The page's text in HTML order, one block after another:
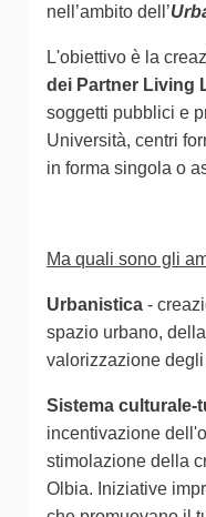
nell’ambito dell’
L'obiettivo è la
dei Partner Living
soggetti pubblici e
Università, centri
in forma singola o
Ma quali sono gli
Urbanistica -
spazio urbano,
valorizzazione
Sistema
incentivazione
stimolazione della
Olbia. Iniziative